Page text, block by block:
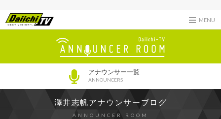
MENU
アナウンサー一覧
ANNOUNCERS
澤井志帆アナウンサーブログ
ANNOUNCER ROOM